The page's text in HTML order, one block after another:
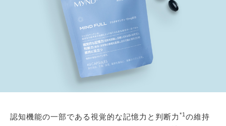
認知機能の一部である視覚的な記憶力と判断力 *1 の維持